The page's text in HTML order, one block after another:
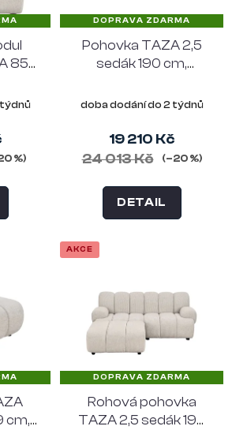
85
%)
DOPRAVA ZDARMA
Pohovka TAZA 2,5
sedák 190 cm,
doba dodání do 2 týdnů
19 210 Kč
24 013 Kč
(–20 %)
DETAIL
cm,
AKCE
DOPRAVA ZDARMA
Rohová pohovka
TAZA 2,5 sedák 190